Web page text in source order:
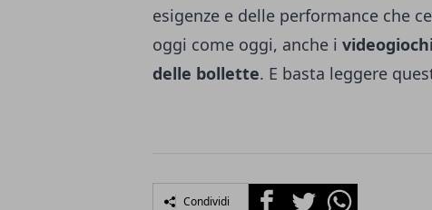
esigenze e delle performance che
oggi come oggi, anche i
delle bollette. E basta leggere
Condividi FacebookTwitterWhatsapp